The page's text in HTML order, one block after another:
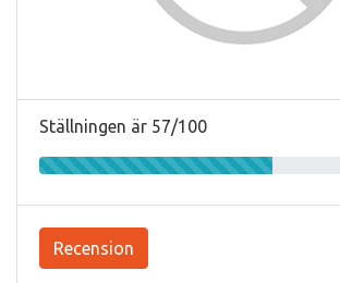
Ställningen är 57/100
Recension